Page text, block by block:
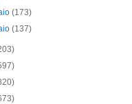
(173)
(137)